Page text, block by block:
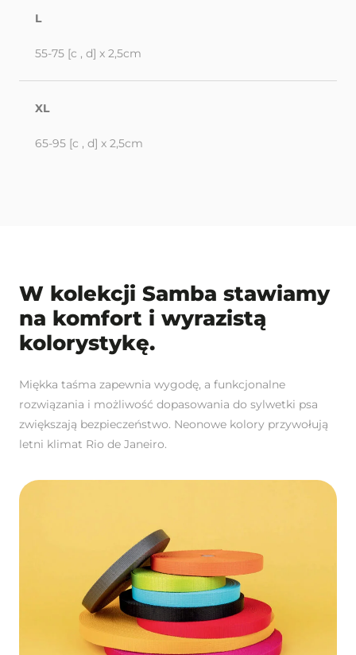
L
55-75 [c , d] x 2,5cm
XL
65-95 [c , d] x 2,5cm
W kolekcji Samba stawiamy
na komfort i wyrazistą
kolorystykę.
Miękka taśma zapewnia wygodę, a funkcjonalne
rozwiązania i możliwość dopasowania do sylwetki psa
zwiększają bezpieczeństwo. Neonowe kolory przywołują
letni klimat Rio de Janeiro.